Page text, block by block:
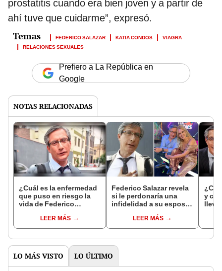
prostatitis cuando era bien joven y a partir de
ahí tuve que cuidarme”, expresó.
FEDERICO SALAZAR KATIA CONDOS
VIAGRA
RELACIONES SEXUALES
Prefiero a La República en
Google
NOTAS RELACIONADAS
¿Cuál es la enfermedad
que puso en riesgo la
vida de Federico
LEER MÁS
Federico Salazar revela
si le perdonaría una
infidelidad a su esposa,
alturas”LEER MÁS
y
lleva
LO MÁS VISTO LO ÚLTIMO